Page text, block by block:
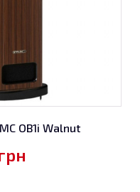
OB1i Walnut